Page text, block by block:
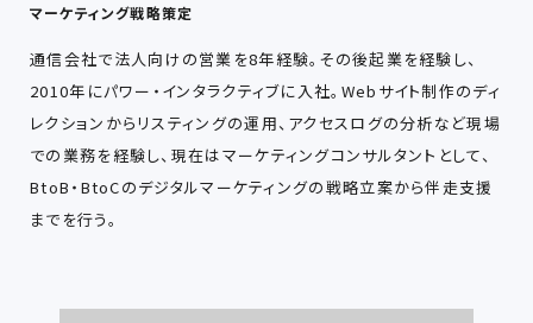
マーケティング戦略策定
通信会社で法人向けの営業を8年経験。その後起業を経験し、
2010年にパワー・インタラクティブに入社。Webサイト制作のディ
レクションからリスティングの運用、アクセスログの分析など現場
での業務を経験し、現在はマーケティングコンサルタントとして、
BtoB・BtoCのデジタルマーケティングの戦略立案から伴走支援
までを行う。